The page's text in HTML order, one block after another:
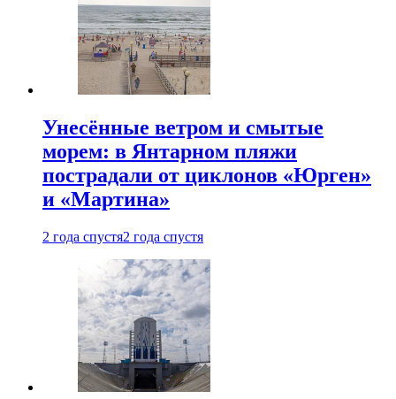
Унесённые ветром и смытые
морем: в Янтарном пляжи
пострадали от циклонов «Юрген»
и «Мартина»
2 года спустя2 года спустя